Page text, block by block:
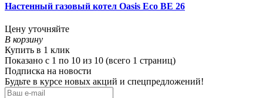
Настенный газовый котел Oasis Eco BE 26
Цену уточняйте
В корзину
Купить в 1 клик
Показано с 1 по 10 из 10 (всего 1 страниц)
Подписка на новости
Будьте в курсе новых акций и спецпредложений!